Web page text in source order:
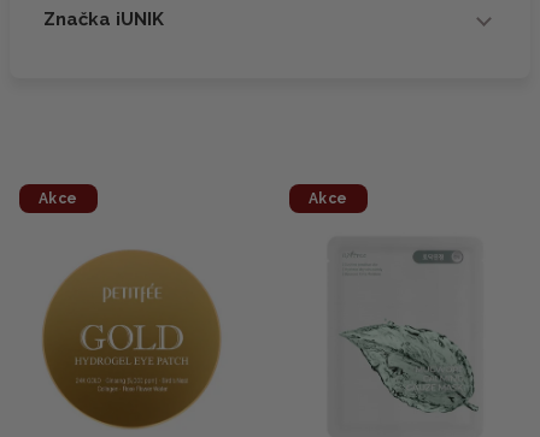
Značka iUNIK
Akce Akce